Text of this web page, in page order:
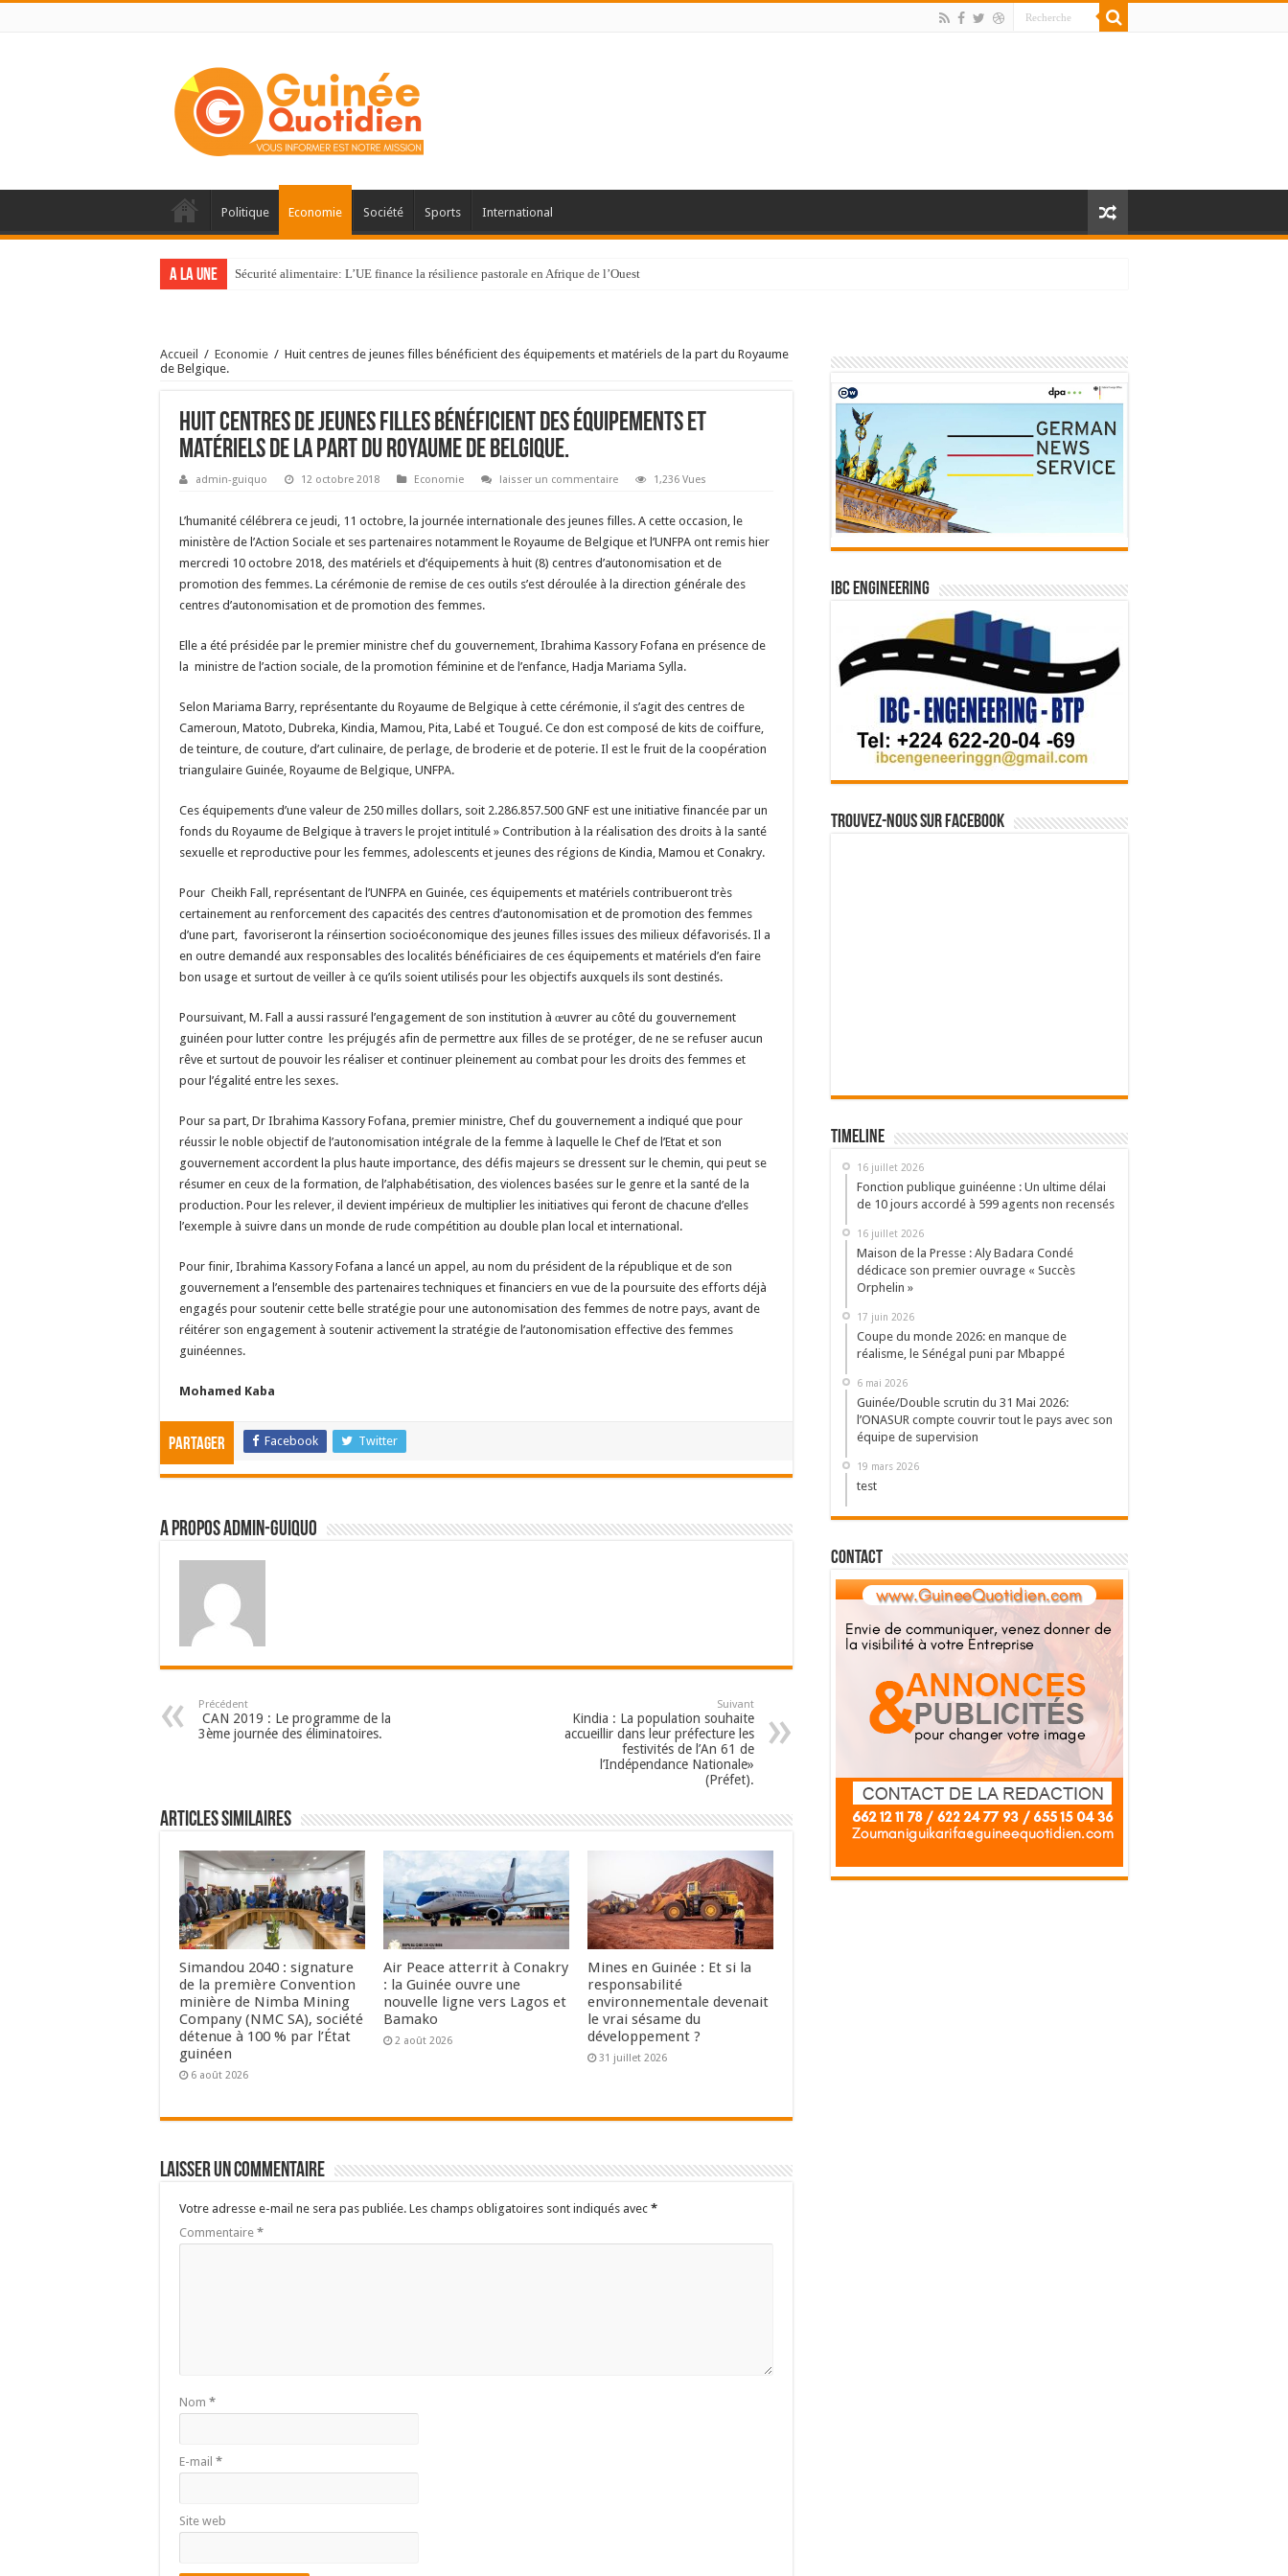
Politique Economie Société Sports International
A la une Sécurité alimentaire: L’UE finance la résilience pastorale en Afrique de l’Ouest
Accueil / Economie / Huit centres de jeunes filles bénéficient des équipements et matériels de la part du Royaume
de Belgique.
Huit centres de jeunes filles bénéficient des équipements et
matériels de la part du Royaume de Belgique.
admin-guiquo 12 octobre 2018 Economie laisser un commentaire 1,236 Vues
L’humanité célébrera ce jeudi, 11 octobre, la journée internationale des jeunes filles. A cette occasion, le
ministère de l’Action Sociale et ses partenaires notamment le Royaume de Belgique et l’UNFPA ont remis hier
mercredi 10 octobre 2018, des matériels et d’équipements à huit (8) centres d’autonomisation et de
promotion des femmes. La cérémonie de remise de ces outils s’est déroulée à la direction générale des
centres d’autonomisation et de promotion des femmes.
Elle a été présidée par le premier ministre chef du gouvernement, Ibrahima Kassory Fofana en présence de
la ministre de l’action sociale, de la promotion féminine et de l’enfance, Hadja Mariama Sylla.
Selon Mariama Barry, représentante du Royaume de Belgique à cette cérémonie, il s’agit des centres de
Cameroun, Matoto, Dubreka, Kindia, Mamou, Pita, Labé et Tougué. Ce don est composé de kits de coiffure,
de teinture, de couture, d’art culinaire, de perlage, de broderie et de poterie. Il est le fruit de la coopération
triangulaire Guinée, Royaume de Belgique, UNFPA.
Ces équipements d’une valeur de 250 milles dollars, soit 2.286.857.500 GNF est une initiative financée par un
fonds du Royaume de Belgique à travers le projet intitulé » Contribution à la réalisation des droits à la santé
sexuelle et reproductive pour les femmes, adolescents et jeunes des régions de Kindia, Mamou et Conakry.
Pour Cheikh Fall, représentant de l’UNFPA en Guinée, ces équipements et matériels contribueront très
certainement au renforcement des capacités des centres d’autonomisation et de promotion des femmes
d’une part, favoriseront la réinsertion socioéconomique des jeunes filles issues des milieux défavorisés. Il a
en outre demandé aux responsables des localités bénéficiaires de ces équipements et matériels d’en faire
bon usage et surtout de veiller à ce qu’ils soient utilisés pour les objectifs auxquels ils sont destinés.
Poursuivant, M. Fall a aussi rassuré l’engagement de son institution à œuvrer au côté du gouvernement
guinéen pour lutter contre les préjugés afin de permettre aux filles de se protéger, de ne se refuser aucun
rêve et surtout de pouvoir les réaliser et continuer pleinement au combat pour les droits des femmes et
pour l’égalité entre les sexes.
Pour sa part, Dr Ibrahima Kassory Fofana, premier ministre, Chef du gouvernement a indiqué que pour
réussir le noble objectif de l’autonomisation intégrale de la femme à laquelle le Chef de l’Etat et son
gouvernement accordent la plus haute importance, des défis majeurs se dressent sur le chemin, qui peut se
résumer en ceux de la formation, de l’alphabétisation, des violences basées sur le genre et la santé de la
production. Pour les relever, il devient impérieux de multiplier les initiatives qui feront de chacune d’elles
l’exemple à suivre dans un monde de rude compétition au double plan local et international.
Pour finir, Ibrahima Kassory Fofana a lancé un appel, au nom du président de la république et de son
gouvernement a l’ensemble des partenaires techniques et financiers en vue de la poursuite des efforts déjà
engagés pour soutenir cette belle stratégie pour une autonomisation des femmes de notre pays, avant de
réitérer son engagement à soutenir activement la stratégie de l’autonomisation effective des femmes
guinéennes.
Mohamed Kaba
Partager Facebook Twitter
A propos admin-guiquo
Précédent
CAN 2019 : Le programme de la
3ème journée des éliminatoires.
Suivant
Kindia : La population souhaite
accueillir dans leur préfecture les
festivités de l’An 61 de
l’Indépendance Nationale»
(Préfet).
Articles Similaires
Simandou 2040 : signature
de la première Convention
minière de Nimba Mining
Company (NMC SA), société
détenue à 100 % par l’État
guinéen
6 août 2026
Air Peace atterrit à Conakry
: la Guinée ouvre une
nouvelle ligne vers Lagos et
Bamako
2 août 2026
Mines en Guinée : Et si la
responsabilité
environnementale devenait
le vrai sésame du
développement ?
31 juillet 2026
Laisser un commentaire
Votre adresse e-mail ne sera pas publiée. Les champs obligatoires sont indiqués avec *
Commentaire *
Nom *
E-mail *
Site web
IBC Engineering
Trouvez-nous sur Facebook
Timeline
16 juillet 2026
Fonction publique guinéenne : Un ultime délai
de 10 jours accordé à 599 agents non recensés
16 juillet 2026
Maison de la Presse : Aly Badara Condé
dédicace son premier ouvrage « Succès
Orphelin »
17 juin 2026
Coupe du monde 2026: en manque de
réalisme, le Sénégal puni par Mbappé
6 mai 2026
Guinée/Double scrutin du 31 Mai 2026:
l’ONASUR compte couvrir tout le pays avec son
équipe de supervision
19 mars 2026
test
Contact